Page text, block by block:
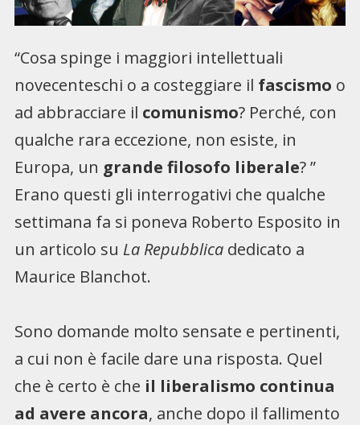
“Cosa spinge i maggiori intellettuali
novecenteschi o a costeggiare il fascismo o
ad abbracciare il comunismo? Perché, con
qualche rara eccezione, non esiste, in
Europa, un grande filosofo liberale? ”
Erano questi gli interrogativi che qualche
settimana fa si poneva Roberto Esposito in
un articolo su La Repubblicadedicato a
Maurice Blanchot.
Sono domande molto sensate e pertinenti,
a cui non è facile dare una risposta. Quel
che è certo è che il liberalismo continua
ad avere ancora, anche dopo il fallimento